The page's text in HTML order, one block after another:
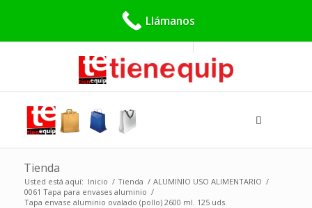
Tienda
Usted está aquí: Inicio / Tienda / ALUMINIO USO ALIMENTARIO /
0061 Tapa para envases aluminio /
Tapa envase aluminio ovalado (pollo) 2600 ml. 125 uds.
Llámanos